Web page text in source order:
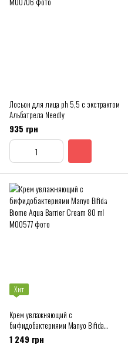
Лосьон для лица ph 5,5 с экстрактом
Альбатрела Needly
935 грн
Хит
Крем увлажняющий с
бифидобактериями Manyo Bifida
Biome Aqua Barrier Cream 80 ml
1 249 грн